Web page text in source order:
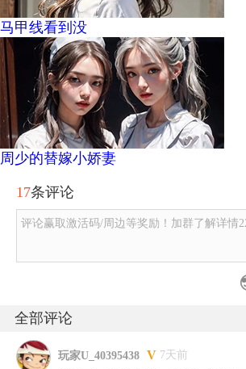
马甲线看到没
周少的替嫁小娇妻
17条评论
评论赢取激活码/周边等奖励！加群了解详情
全部评论
玩家U_40395438 V 7天前